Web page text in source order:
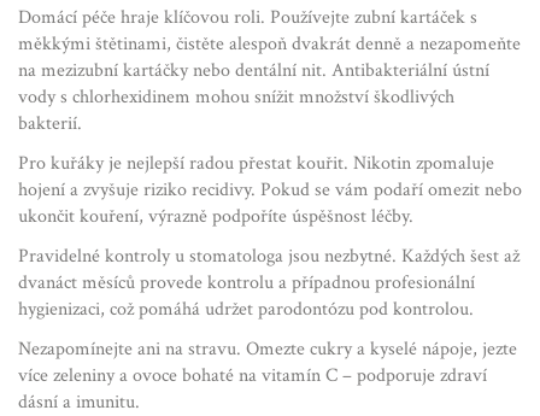
Domácí péče hraje klíčovou roli. Používejte zubní kartáček s
měkkými štětinami, čistěte alespoň dvakrát denně a nezapomeňte
na mezizubní kartáčky nebo dentální nit. Antibakteriální ústní
vody s chlorhexidinem mohou snížit množství škodlivých
bakterií.
Pro kuřáky je nejlepší radou přestat kouřit. Nikotin zpomaluje
hojení a zvyšuje riziko recidivy. Pokud se vám podaří omezit nebo
ukončit kouření, výrazně podpoříte úspěšnost léčby.
Pravidelné kontroly u stomatologa jsou nezbytné. Každých šest až
dvanáct měsíců provede kontrolu a případnou profesionální
hygienizaci, což pomáhá udržet parodontózu pod kontrolou.
Nezapomínejte ani na stravu. Omezte cukry a kyselé nápoje, jezte
více zeleniny a ovoce bohaté na vitamín C – podporuje zdraví
dásní a imunitu.